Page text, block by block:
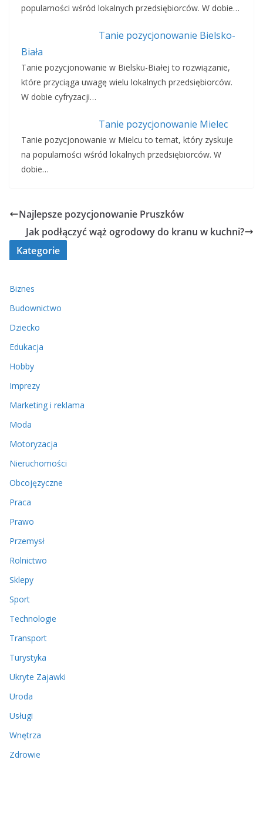
popularności wśród lokalnych przedsiębiorców. W dobie…
Tanie pozycjonowanie Bielsko-
Biała
Tanie pozycjonowanie w Bielsku-Białej to rozwiązanie,
które przyciąga uwagę wielu lokalnych przedsiębiorców.
W dobie cyfryzacji…
Tanie pozycjonowanie Mielec
Tanie pozycjonowanie w Mielcu to temat, który zyskuje
na popularności wśród lokalnych przedsiębiorców. W
dobie…
Najlepsze pozycjonowanie Pruszków
Jak podłączyć wąż ogrodowy do kranu w kuchni?
Kategorie
Biznes
Budownictwo
Dziecko
Edukacja
Hobby
Imprezy
Marketing i reklama
Moda
Motoryzacja
Nieruchomości
Obcojęzyczne
Praca
Prawo
Przemysł
Rolnictwo
Sklepy
Sport
Technologie
Transport
Turystyka
Ukryte Zajawki
Uroda
Usługi
Wnętrza
Zdrowie